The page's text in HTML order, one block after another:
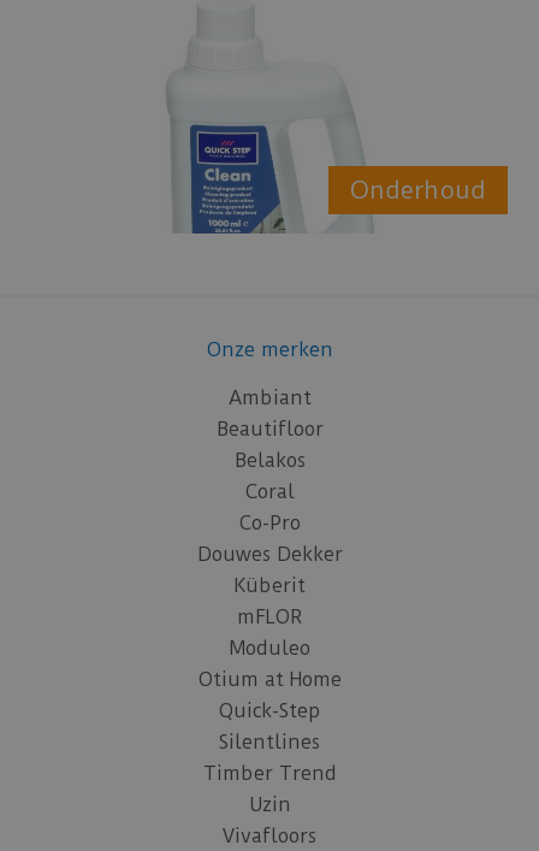
Onderhoud
Onze merken
Ambiant
Beautifloor
Belakos
Coral
Co-Pro
Douwes Dekker
Küberit
mFLOR
Moduleo
Otium at Home
Quick-Step
Silentlines
Timber Trend
Uzin
Vivafloors